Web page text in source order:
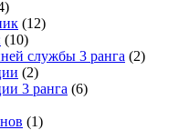
(12)
(10)
службы 3 ранга (2)
(2)
3 ранга (6)
(1)